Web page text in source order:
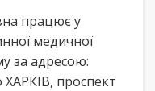
працює у
медичної
за адресою:
ХАРКІВ, проспект